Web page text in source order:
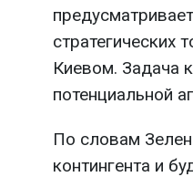
стратегических
Киевом. Задача
потенциальной
По словам
контингента и